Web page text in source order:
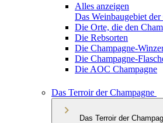
Alles anzeigen
Das Weinbaugebiet
Die Orte, die den
Die Rebsorten
Die Champagne-
Die Champagne-
Die AOC Champagne
Das Terroir der Champagne
Das Terroir der